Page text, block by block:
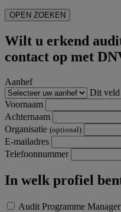
OPEN ZOEKEN
Wilt u erkend
contact op met
Aanhef
Dit veld
Voornaam
Achternaam
Organisatie (optional)
E-mailadres
Telefoonnummer
In welk profiel
Audit Programme Manager